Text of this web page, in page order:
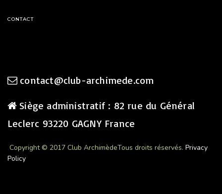
CONTACT
contact@club-archimede.com
Siège administratif : 82 rue du Général
Leclerc 93220 GAGNY France
Copyright © 2017 Club ArchimèdeTous droits réservés. Privacy
Policy